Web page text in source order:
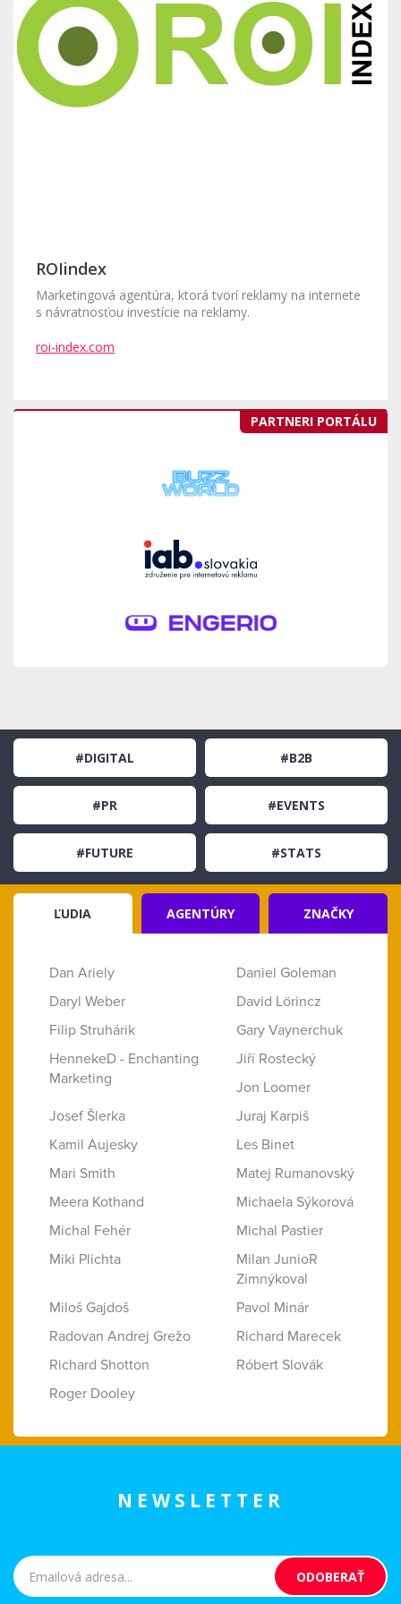
ROIindex
Marketingová agentúra, ktorá tvorí reklamy na internete
s návratnosťou investície na reklamy.
roi-index.com
PARTNERI PORTÁLU
#DIGITAL #B2B
#PR #EVENTS
#FUTURE #STATS
ĽUDIA AGENTÚRY ZNAČKY
Dan Ariely
Daniel Goleman
Daryl Weber
David Lörincz
Filip Struhárik
Gary Vaynerchuk
HennekeD - Enchanting
Marketing
Jiří Rostecký
Jon Loomer
Josef Šlerka
Juraj Karpiš
Kamil Aujesky
Les Binet
Mari Smith
Matej Rumanovský
Meera Kothand
Michaela Sýkorová
Michal Fehér
Michal Pastier
Miki Plichta
Milan JunioR
Zimnýkoval
Miloš Gajdoš
Pavol Minár
Radovan Andrej Grežo
Richard Marecek
Richard Shotton
Róbert Slovák
Roger Dooley
NEWSLETTER